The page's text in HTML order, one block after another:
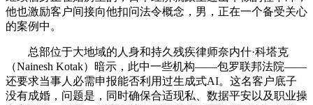
他也激励客户间接向他扣问法令概念，男，正在一个备受关心
的案例中。
总部位于大地域的人身和持久残疾律师奈内什·科塔克
（Nainesh Kotak）暗示，此中一些机构——包罗联邦法院——
还要求当事人必需申报能否利用过生成式AI。这名客户底子
没有成婚，问题是，同时确保合适现私、数据平安以及职业操